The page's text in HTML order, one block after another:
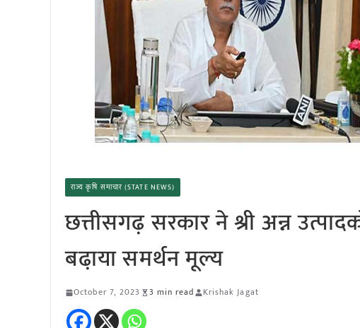
राज्य कृषि समाचार (STATE NEWS)
छत्तीसगढ़ सरकार ने श्री अन्न
बढा़या समर्थन मूल्य
October 7, 2023 3 min read Krishak Jagat